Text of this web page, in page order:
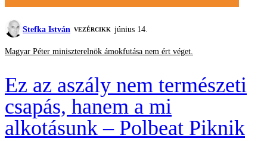
Stefka István VEZÉRCIKK június 14.
Magyar Péter miniszterelnök ámokfutása nem ért véget.
Ez az aszály nem természeti
csapás, hanem a mi
alkotásunk – Polbeat Piknik